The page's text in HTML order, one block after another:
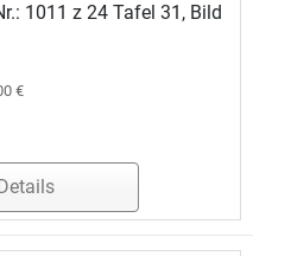
1011 z 24 Tafel 31, Bild
€